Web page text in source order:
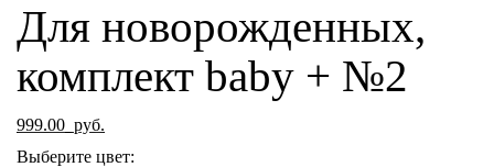
Для новорожденных,
комплект baby + №2
999.00 руб.
Выберите цвет: